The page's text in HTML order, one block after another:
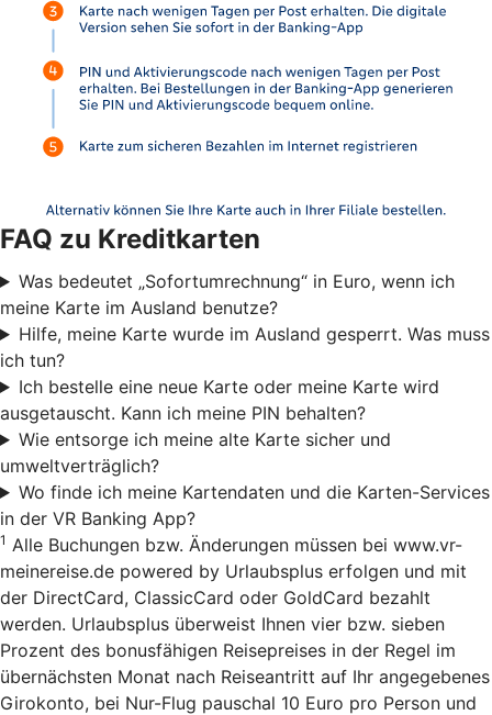
FAQ zu Kreditkarten
Was bedeutet „Sofortumrechnung“ in Euro, wenn ich
meine Karte im Ausland benutze?
Hilfe, meine Karte wurde im Ausland gesperrt. Was muss
ich tun?
Ich bestelle eine neue Karte oder meine Karte wird
ausgetauscht. Kann ich meine PIN behalten?
Wie entsorge ich meine alte Karte sicher und
umweltverträglich?
Wo finde ich meine Kartendaten und die Karten-Services
in der VR Banking App?
1 Alle Buchungen bzw. Änderungen müssen bei www.vr-
meinereise.de powered by Urlaubsplus erfolgen und mit
der DirectCard, ClassicCard oder GoldCard bezahlt
werden. Urlaubsplus überweist Ihnen vier bzw. sieben
Prozent des bonusfähigen Reisepreises in der Regel im
übernächsten Monat nach Reiseantritt auf Ihr angegebenes
Girokonto, bei Nur-Flug pauschal 10 Euro pro Person und